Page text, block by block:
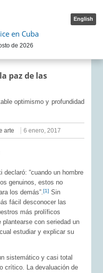
English
en Cuba
de 2026
paz de las
optimismo y profundidad
arte 6 enero, 2017
declaró: “cuando un hombre
genuinos, estos no
los demás”.[1] Sin
fácil desconocer las
más prolíficos
con seriedad un
estudiar y explicar su
sistemático y casi total
crítico. La devaluación de